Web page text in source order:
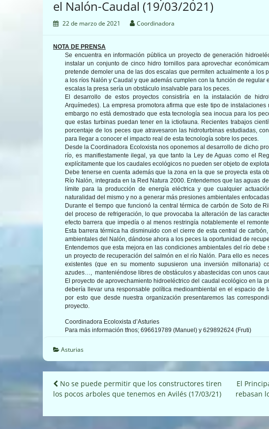
el Nalón-Caudal (19/03/2021)
22 de marzo de 2021 Coordinadora
NOTA DE PRENSA
Se encuentra en información pública un proyecto de generación
instalar un conjunto de cinco hidro tornillos para aprovechar
pretende demoler una de las dos escalas que permiten actualmente a los
a los ríos Nalón y Caudal y que además cumplen con la función de
escalas la presa sería un obstáculo insalvable para los peces.
El desarrollo de estos proyectos consistiría en la instalación de
Arquímedes). La empresa promotora afirma que este tipo de
embargo no está demostrado que esta tecnología sea inocua para los
que estas turbinas puedan tener en la ictiofauna. Recientes trabajos
porcentaje de los peces que atravesaron las hidroturbinas estudiadas,
para llegar a conocer el impacto real de esta tecnología sobre los peces.
Desde la Coordinadora Ecoloxista nos oponemos al desarrollo de dicho
río, es manifiestamente ilegal, ya que tanto la Ley de Aguas como el
explícitamente que los caudales ecológicos no pueden ser objeto de
Debe tenerse en cuenta además que la zona en la que se proyecta esta
Río Nalón, integrada en la Red Natura 2000. Entendemos que las aguas
límite para la producción de energía eléctrica y que cualquier
naturalidad del mismo y no a generar más presiones ambientales
Durante el tiempo que funcionó la central térmica de carbón de Soto de
del proceso de refrigeración, lo que provocaba la alteración de las
efecto barrera que impedía o al menos restringía notablemente el
Esta barrera térmica ha disminuido con el cierre de esta central de
ambientales del Nalón, dándose ahora a los peces la oportunidad de
Entendemos que esta mejora en las condiciones ambientales del río
un proyecto de recuperación del salmón en el río Nalón. Para ello es
existentes (que en su momento supusieron una inversión millonaria)
azudes…, ­ manteniéndose libres de obstáculos y abastecidas con unos
El proyecto de aprovechamiento hidroeléctrico del caudal ecológico en la
debería llevar una responsable política medioambiental en el espacio
por esto que desde nuestra organización presentaremos las
proyecto.
Coordinadora Ecoloxista d’Asturies
Para más información tfnos; 696619789 (Manuel) y 629892624 (Fruti)
Asturias
Navegación
de
entradas
No se puede permitir que los constructores tiren
los pocos arboles que tenemos en Avilés (17/03/21)
El
rebasan